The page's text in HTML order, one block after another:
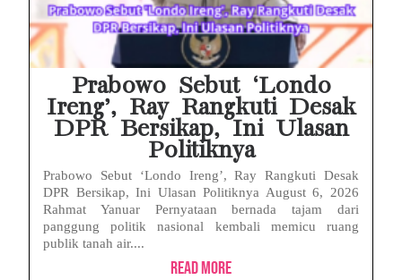
Prabowo Sebut ‘Londo
Ireng’, Ray Rangkuti Desak
DPR Bersikap, Ini Ulasan
Politiknya
Prabowo Sebut ‘Londo Ireng’, Ray Rangkuti Desak
DPR Bersikap, Ini Ulasan Politiknya August 6, 2026
Rahmat Yanuar Pernyataan bernada tajam dari
panggung politik nasional kembali memicu ruang
publik tanah air....
Read More